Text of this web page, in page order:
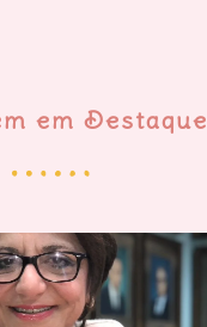
em Destaque